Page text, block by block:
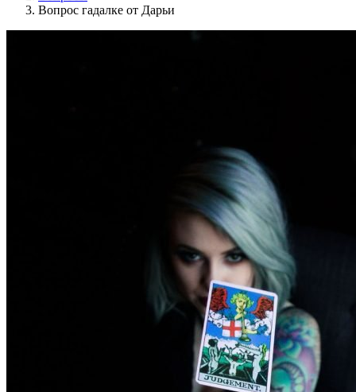
Вопрос гадалке от Дарьи